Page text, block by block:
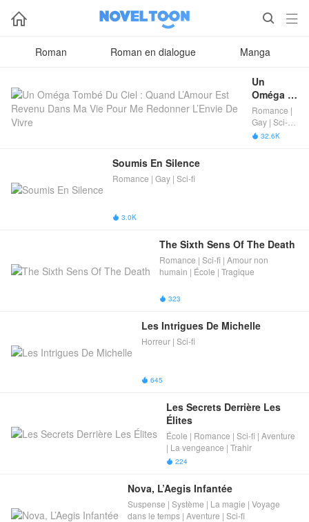
  
Roman Roman en dialogue Manga
Un
Oméga
Tombé
Du Ciel :
Quand
L’Envie
De Vivre
Romance |
Gay | Sci-fi |
Bébé
 32.6K
Soumis En Silence
Romance | Gay | Sci-fi
 3.0K
The Sixth Sens Of The Death
Romance | Sci-fi | Amour non
humain | École | Tragique
 323
Les Intrigues De Michelle
Horreur | Sci-fi
 645
Les Secrets Derrière Les
Élites
École | Romance | Sci-fi | Aventure
| La vengeance | Trahir
 224
Nova, L’Aegis Infantée
Suspense | Système | La magie | Voyage
dans le temps | Aventure | Sci-fi